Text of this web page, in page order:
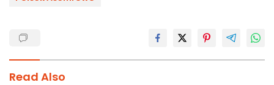
Read Also